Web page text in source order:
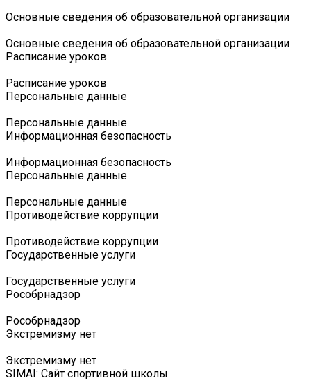
Основные сведения об образовательной организации
Основные сведения об образовательной организации
Расписание уроков
Расписание уроков
Персональные данные
Персональные данные
Информационная безопасность
Информационная безопасность
Персональные данные
Персональные данные
Противодействие коррупции
Противодействие коррупции
Государственные услуги
Государственные услуги
Роcобрнадзор
Роcобрнадзор
Экстремизму нет
Экстремизму нет
SIMAI: Сайт спортивной школы